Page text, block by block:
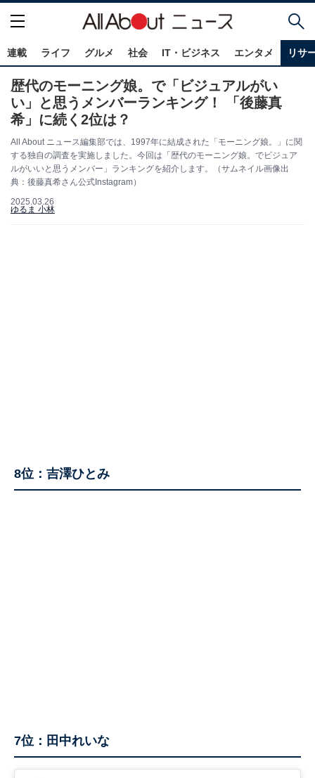
連載 ライフ グルメ 社会 IT・ビジネス エンタメ リサ
歴代のモーニング娘。で「ビジュアルがい
い」と思うメンバーランキング！ 「後藤真
希」に続く2位は？
All About ニュース編集部では、1997年に結成された「モーニング娘。」に関
する独自の調査を実施しました。今回は「歴代のモーニング娘。でビジュア
ルがいいと思うメンバー」ランキングを紹介します。（サムネイル画像出
典：後藤真希さん公式Instagram）
2025.03.26
ゆるま 小林
8位：吉澤ひとみ
7位：田中れいな